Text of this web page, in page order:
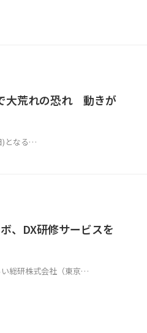
大荒れの恐れ 動きが
)となる…
、DX研修サービスを
総研株式会社（東京…